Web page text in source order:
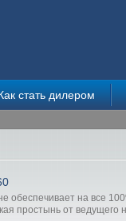
стать дилером
на все
простынь от